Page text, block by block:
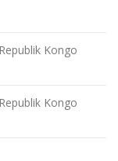
Kongo
Kongo